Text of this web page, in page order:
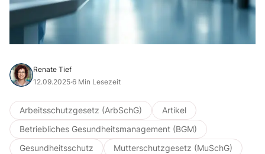
Renate Tief
12.09.2025·6 Min Lesezeit
Arbeitsschutzgesetz (ArbSchG)
Artikel
Betriebliches Gesundheitsmanagement (BGM)
Gesundheitsschutz
Mutterschutzgesetz (MuSchG)